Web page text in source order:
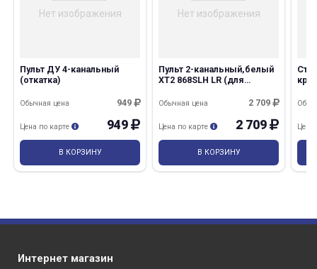
Нет изображения
Пульт ДУ 4-канальный
(откатка)
949
Обычная цена
949
Цена по карте
В КОРЗИНУ
Нет изображения
Пульт 2-канальный,белый
XT2 868SLH LR (для
2 709
Обычная цена
2 709
Цена по карте
В КОРЗИНУ
Цена
Интернет магазин